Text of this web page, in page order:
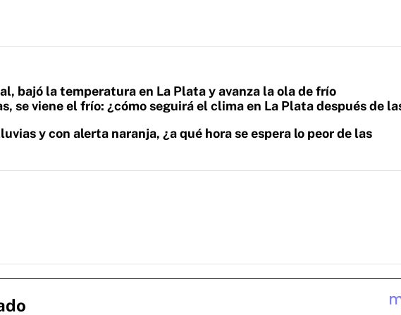
bajó la temperatura en La Plata y avanza la ola de frío
se viene el frío: ¿cómo seguirá el clima en La Plata después de
y con alerta naranja, ¿a qué hora se espera lo peor de las